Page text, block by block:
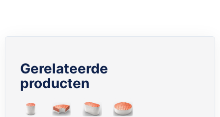
Gerelateerde
producten
Skip
carousel